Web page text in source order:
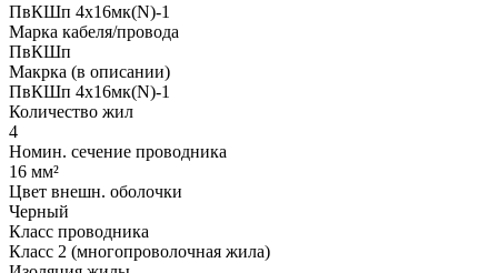
ПвКШп 4x16мк(N)-1
Марка кабеля/провода
ПвКШп
Макрка (в описании)
ПвКШп 4x16мк(N)-1
Количество жил
4
Номин. сечение проводника
16 мм²
Цвет внешн. оболочки
Черный
Класс проводника
Класс 2 (многопроволочная жила)